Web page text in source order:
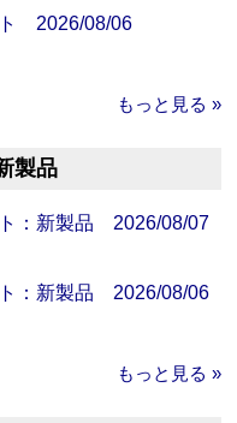
ト 2026/08/06
もっと見る »
製品
：新製品 2026/08/07
：新製品 2026/08/06
もっと見る »